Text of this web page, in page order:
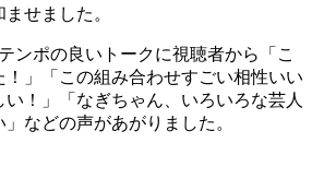
せました。
ンポの良いトークに視聴者から「こ
」「この組み合わせすごい相性いい
！」「なぎちゃん、いろいろな芸人
などの声があがりました。